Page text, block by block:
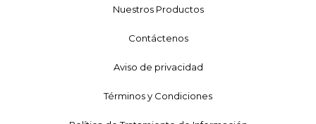
Nuestros Productos
Contáctenos
Aviso de privacidad
Términos y Condiciones